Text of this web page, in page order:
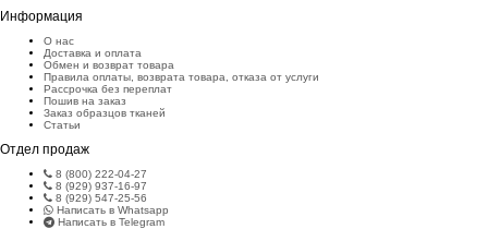
Информация
О нас
Доставка и оплата
Обмен и возврат товара
Правила оплаты, возврата товара, отказа от услуги
Рассрочка без переплат
Пошив на заказ
Заказ образцов тканей
Статьи
Отдел продаж
8 (800) 222-04-27
8 (929) 937-16-97
8 (929) 547-25-56
Написать в Whatsapp
Написать в Telegram